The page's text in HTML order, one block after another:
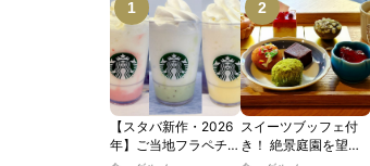
【スタバ新作・2026
年】ご当地フラペチー
スイーツブッフェ付
き！ 絶景庭園を望む